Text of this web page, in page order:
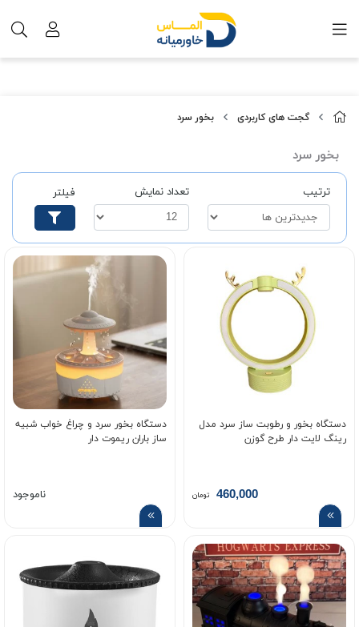
گجت های کاربردی بخور سرد
بخور سرد
ترتیب تعداد نمایش فیلتر
دستگاه بخور و رطوبت ساز سرد مدل
رینگ لایت دار طرح گوزن
460,000 تومان
دستگاه بخور سرد و چراغ خواب شبیه
ساز باران ریموت دار
ناموجود